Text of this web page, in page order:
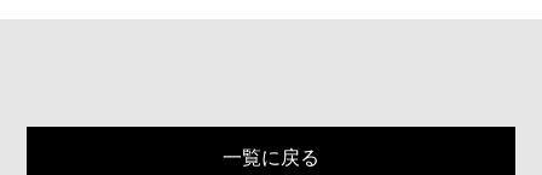
一覧に戻る